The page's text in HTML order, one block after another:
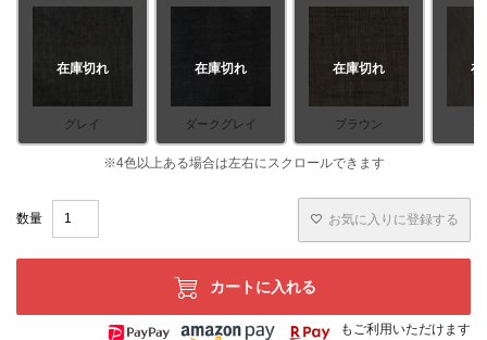
グレイ
在庫切れ
ダークグレイ
在庫切れ
ブラウン
在庫切れ
ベ
在
お気に入りに登録する
カートに入れる
もご利用いただけます